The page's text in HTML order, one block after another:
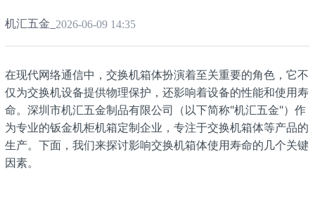
机汇五金_ 2026-06-09 14:35
在现代网络通信中，交换机箱体扮演着至关重要的角色，它不
仅为交换机设备提供物理保护，还影响着设备的性能和使用寿
命。深圳市机汇五金制品有限公司（以下简称"机汇五金"）作
为专业的钣金机柜机箱定制企业，专注于交换机箱体等产品的
生产。下面，我们来探讨影响交换机箱体使用寿命的几个关键
因素。